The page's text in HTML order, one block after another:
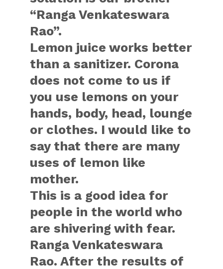
“Ranga Venkateswara
Rao”.
Lemon juice works better
than a sanitizer. Corona
does not come to us if
you use lemons on your
hands, body, head, lounge
or clothes. I would like to
say that there are many
uses of lemon like
mother.
This is a good idea for
people in the world who
are shivering with fear.
Ranga Venkateswara
Rao. After the results of